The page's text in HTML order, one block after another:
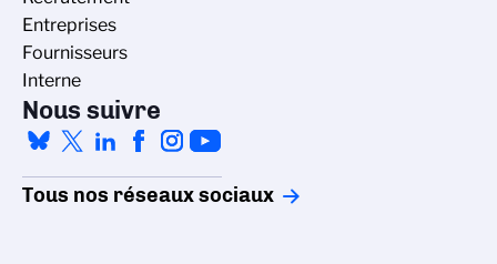
Entreprises
Fournisseurs
Interne
Nous suivre
Tous nos réseaux sociaux